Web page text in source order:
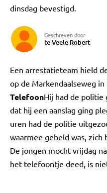
dinsdag bevestigd.
Geschreven door
te Veele Robert
Een arrestatieteam hield
op de Markendaalseweg in
TelefoonHij had de politie
dat hij een aanslag ging
uren had de politie
waarmee gebeld was, zich
De jongen mocht vrijdag
het telefoontje deed, is